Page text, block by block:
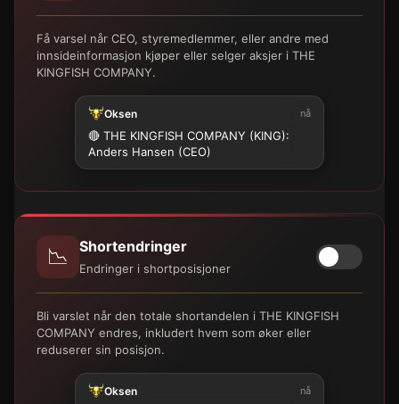
Få varsel når CEO, styremedlemmer, eller andre med
innsideinformasjon kjøper eller selger aksjer i THE
KINGFISH COMPANY.
Oksen nå
🔴 THE KINGFISH COMPANY (KING):
Anders Hansen (CEO)
📉 Shortendringer
Endringer i shortposisjoner
Bli varslet når den totale shortandelen i THE KINGFISH
COMPANY endres, inkludert hvem som øker eller
reduserer sin posisjon.
Oksen nå